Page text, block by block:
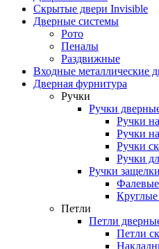
Скрытые двери Invisible
Дверные системы
Рото
Пеналы
Раздвижные
Входные металлические
Дверная фурнитура
Ручки
Ручки
Ручки
Ручки
Ручки
Ручки
Ручки
Петли
Петли
Петли